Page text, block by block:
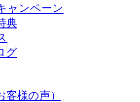
ャンペーン
典
グ
客様の声）